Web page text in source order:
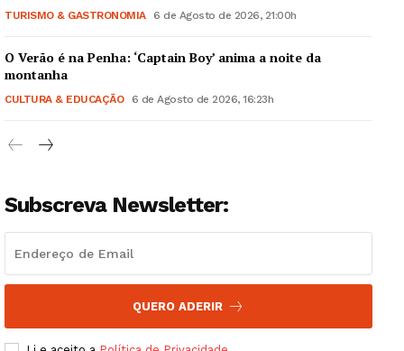
Guimarães, agora!
Institucional
Artigos
Edição Digital
Grande Entrevista
TURISMO & GASTRONOMIA 6 de Agosto de 2026, 21:00h
O Verão é na Penha: ‘Captain Boy’ anima a noite da
montanha
CULTURA & EDUCAÇÃO 6 de Agosto de 2026, 16:23h
Subscreva Newsletter:
QUERO ADERIR